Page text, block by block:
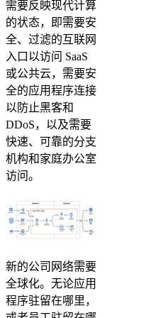
需要反映现代计算
的状态，即需要安
全、过滤的互联网
入口以访问 SaaS
或公共云，需要安
全的应用程序连接
以防止黑客和
DDoS，以及需要
快速、可靠的分支
机构和家庭办公室
访问。
新的公司网络需要
全球化。无论应用
程序驻留在哪里，